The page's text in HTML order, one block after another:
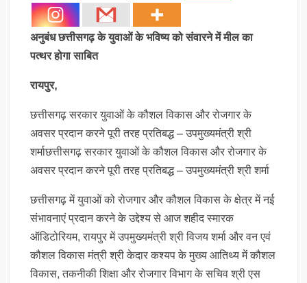
अनुबंध छत्तीसगढ़ के युवाओं के भविष्य को संवारने में मील का
पत्थर होगा साबित
रायपुर,
छत्तीसगढ़ सरकार युवाओं के कौशल विकास और रोजगार के
अवसर प्रदान करने पूरी तरह प्रतिबद्ध – उपमुख्यमंत्री श्री
शर्माछत्तीसगढ़ सरकार युवाओं के कौशल विकास और रोजगार के
अवसर प्रदान करने पूरी तरह प्रतिबद्ध – उपमुख्यमंत्री श्री शर्मा
छत्तीसगढ़ में युवाओं को रोजगार और कौशल विकास के क्षेत्र में नई
संभावनाएं प्रदान करने के उद्देश्य से आज शहीद स्मारक
ऑडिटोरियम, रायपुर में उपमुख्यमंत्री श्री विजय शर्मा और वन एवं
कौशल विकास मंत्री श्री केदार कश्यप के मुख्य आतिथ्य में कौशल
विकास, तकनीकी शिक्षा और रोजगार विभाग के सचिव श्री एस